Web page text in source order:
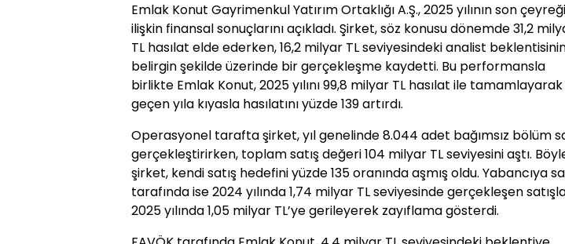
Emlak Konut Gayrimenkul Yatırım Ortaklığı A.Ş., 2025 yılının son
ilişkin finansal sonuçlarını açıkladı. Şirket, söz konusu dönemde 31,2
TL hasılat elde ederken, 16,2 milyar TL seviyesindeki analist
belirgin şekilde üzerinde bir gerçekleşme kaydetti. Bu performansla
birlikte Emlak Konut, 2025 yılını 99,8 milyar TL hasılat ile tamamlayarak
geçen yıla kıyasla hasılatını yüzde 139 artırdı.
Operasyonel tarafta şirket, yıl genelinde 8.044 adet bağımsız bölüm
gerçekleştirirken, toplam satış değeri 104 milyar TL seviyesini aştı.
şirket, kendi satış hedefini yüzde 135 oranında aşmış oldu. Yabancıya
tarafında ise 2024 yılında 1,74 milyar TL seviyesinde gerçekleşen
2025 yılında 1,05 milyar TL’ye gerileyerek zayıflama gösterdi.